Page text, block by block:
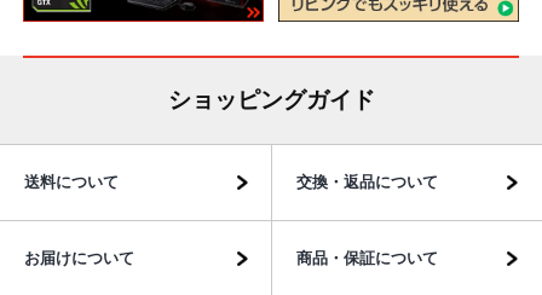
ショッピングガイド
送料について 交換・返品について
お届けについて 商品・保証について